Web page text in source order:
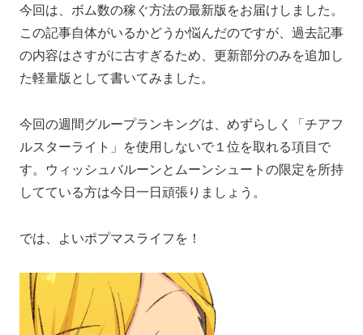
今回は、ボム数の稼ぐ方法の最新版をお届けしました。
この記事自体がいるかどうか悩んだのですが、過去記事
の内容はさすがに古すぎるため、更新部分のみを追加し
た軽量版として書いてみました。
今回の週間グループランキングは、めずらしく「チアフ
ルスターライト」を使用しないで１位を取れる項目で
す。ウィッシュバルーンとムーンシュートの限定を所持
してている方は今日一日頑張りましょう。
では、よいポプマスライフを！